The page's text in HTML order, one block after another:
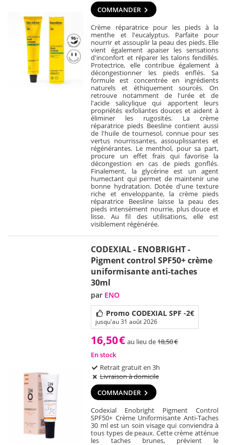
COMMANDER
Crème réparatrice pour les pieds à la
menthe et l'eucalyptus. Parfaite pour
nourrir et assouplir la peau des pieds. Elle
vient également apaiser les sensations
d'inconfort et réparer les talons fendillés.
Protectrice, elle contribue également à
décongestionner les pieds enflés. Sa
formule est concentrée en ingrédients
naturels et éthiquement sourcés. On
retrouve notamment de l'urée et de
l'acide salicylique qui apportent leurs
propriétés exfoliantes douces et aident à
éliminer les rugosités. La crème
réparatrice pieds Beesline contient aussi
de l'huile de tournesol, connue pour ses
vertus nourrissantes, assouplissantes et
régénérantes. Le menthol, pour sa part,
procure un effet frais qui favorise la
décongestion en cas de pieds gonflés.
Finalement, la glycérine est un agent
humectant qui permet de maintenir une
bonne hydratation. Dotée d'une texture
riche et enveloppante, la crème pieds
réparatrice Beesline laisse la peau des
pieds intensément nourrie, plus douce et
lisse. Au fil des utilisations, elle est
visiblement régénérée.
CODEXIAL - ENOBRIGHT -
Pigment control SPF50+ crème
uniformisante anti-taches
30ml
par ENO
Promo CODEXIAL SPF -2€
jusqu'au 31 août 2026
16,50€ au lieu de18,50€
En stock
Retrait gratuit en 3h
Livraison à domicile
COMMANDER
Codexial Enobright Pigment Control
SPF50+ Crème Uniformisante Anti-Taches
30 ml est un soin visage qui conviendra à
tous types de peaux. Cette crème atténue
les taches brunes, prévient le